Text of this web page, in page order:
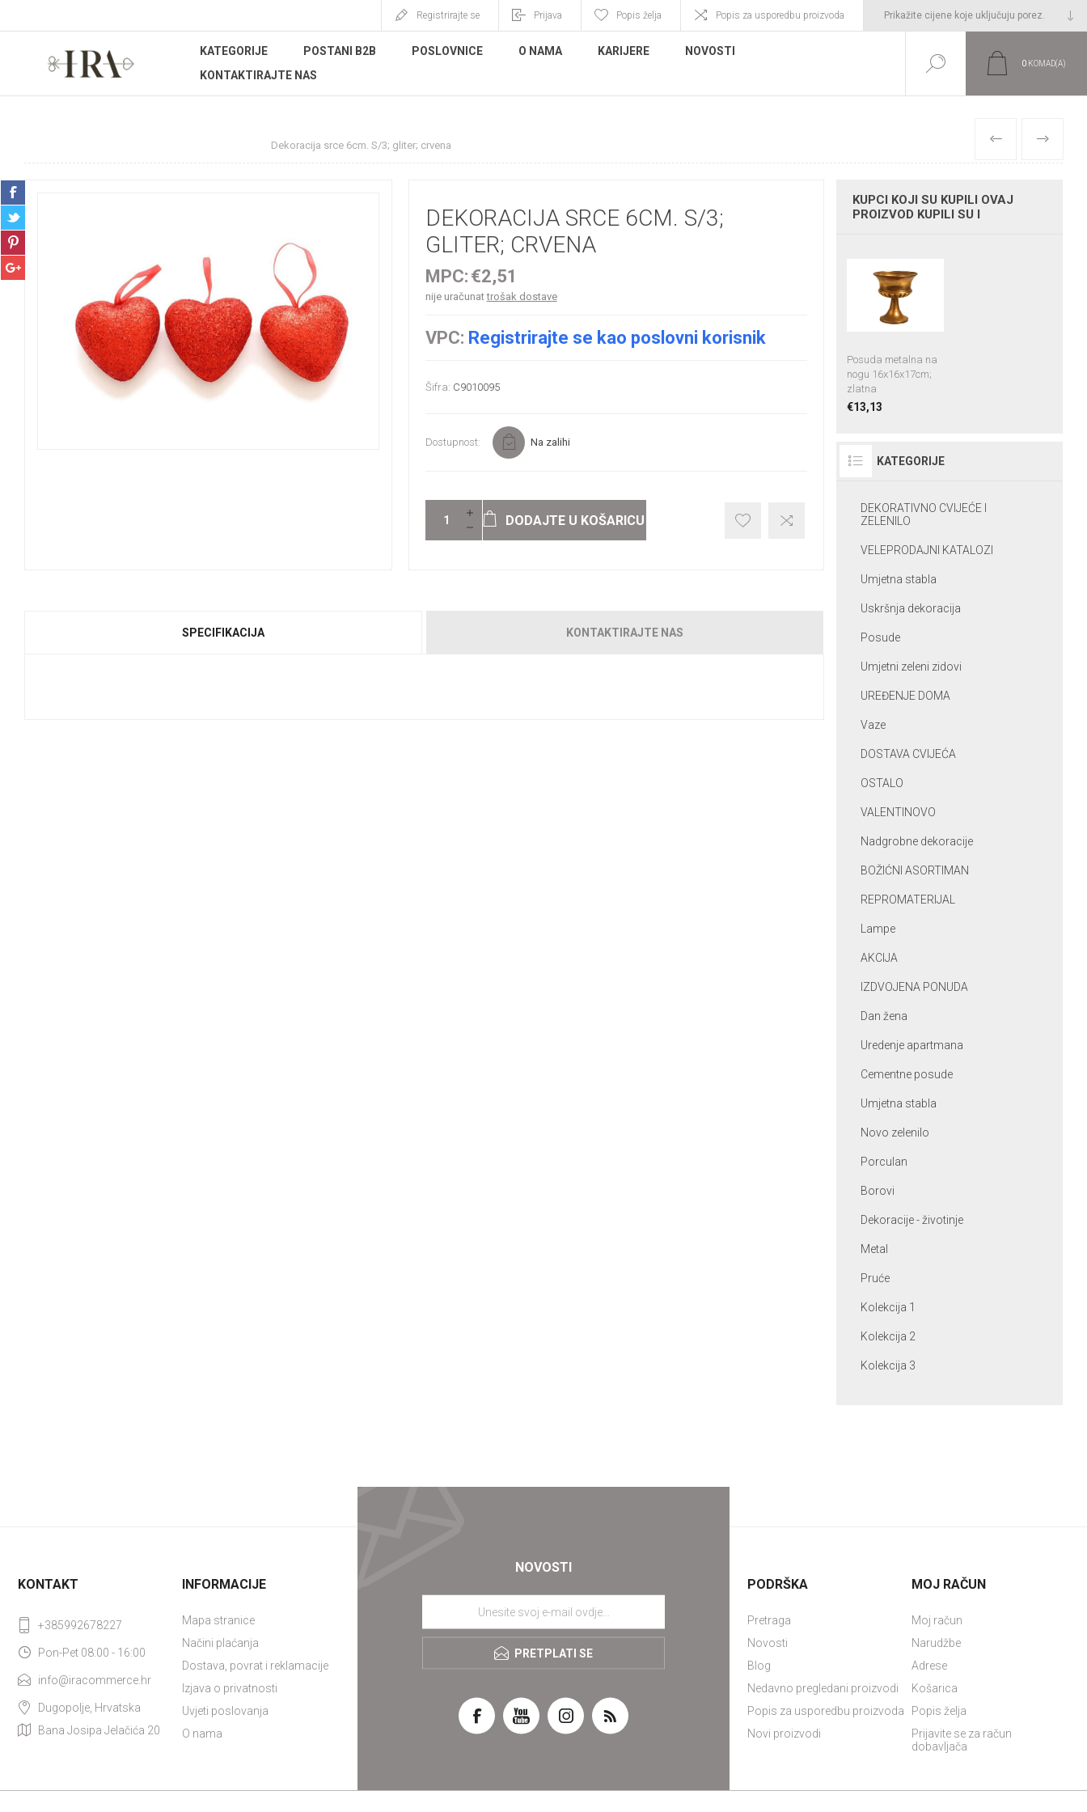
Registrirajte se Prijava Popis želja Popis za usporedbu proizvoda
KATEGORIJE POSTANI B2B POSLOVNICE O NAMA KARIJERE
NOVOSTI
KONTAKTIRAJTE NAS
0 KOMAD(A)
Dekoracija srce 6cm. S/3; gliter; crvena PRETHODNI
SLIJEDEĆI
DEKORACIJA SRCE 6CM. S/3;
GLITER; CRVENA
MPC: €2,51
nije uračunattrošak dostave
VPC: Registrirajte se kao poslovni korisnik
Šifra: C9010095
Dostupnost: Na zalihi
DODAJTE U KOŠARICU
SPECIFIKACIJA KONTAKTIRAJTE NAS
KUPCI KOJI SU KUPILI OVAJ
PROIZVOD KUPILI SU I
Posuda metalna na
nogu 16x16x17cm;
zlatna
€13,13
KATEGORIJE
DEKORATIVNO CVIJEĆE I
ZELENILO
VELEPRODAJNI KATALOZI
Umjetna stabla
Uskršnja dekoracija
Posude
Umjetni zeleni zidovi
UREĐENJE DOMA
Vaze
DOSTAVA CVIJEĆA
OSTALO
VALENTINOVO
Nadgrobne dekoracije
BOŽIĆNI ASORTIMAN
REPROMATERIJAL
Lampe
AKCIJA
IZDVOJENA PONUDA
Dan žena
Uredenje apartmana
Cementne posude
Umjetna stabla
Novo zelenilo
Porculan
Borovi
Dekoracije - životinje
Metal
Pruće
Kolekcija 1
Kolekcija 2
Kolekcija 3
NOVOSTI
PRETPLATI SE
KONTAKT
+385992678227
Pon-Pet 08:00 - 16:00
info@iracommerce.hr
Dugopolje, Hrvatska
Bana Josipa Jelačića 20
INFORMACIJE
Mapa stranice
Načini plaćanja
Dostava, povrat i reklamacije
Izjava o privatnosti
Uvjeti poslovanja
O nama
PODRŠKA
Pretraga
Novosti
Blog
Nedavno pregledani proizvodi
Popis za usporedbu proizvoda
Novi proizvodi
MOJ RAČUN
Moj račun
Narudžbe
Adrese
Košarica
Popis želja
Prijavite se za račun
dobavljača